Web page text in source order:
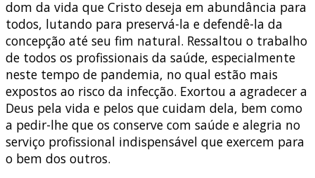
dom da vida que Cristo deseja em abundância para
todos, lutando para preservá-la e defendê-la da
concepção até seu fim natural. Ressaltou o trabalho
de todos os profissionais da saúde, especialmente
neste tempo de pandemia, no qual estão mais
expostos ao risco da infecção. Exortou a agradecer a
Deus pela vida e pelos que cuidam dela, bem como
a pedir-lhe que os conserve com saúde e alegria no
serviço profissional indispensável que exercem para
o bem dos outros.